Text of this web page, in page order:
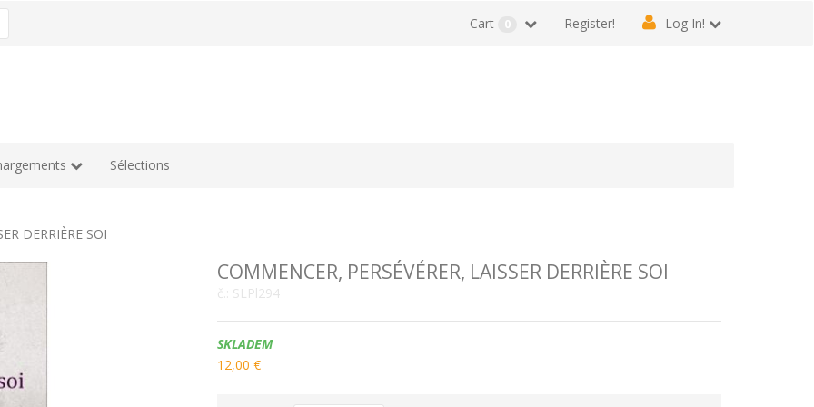
Register! Log In!
Cart 0
Sélections
DERRIÈRE SOI
COMMENCER, PERSÉVÉRER, LAISSER DERRIÈRE SOI
č.: SLPl294
Dostupnost:
SKLADEM
12,00 €